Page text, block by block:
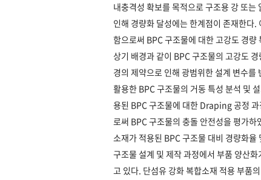
내충격성 확보를 목적으로 구조용 강 또
인해 경량화 달성에는 한계점이 존재한다
함으로써 BPC 구조물에 대한 고강도 경
상기 배경과 같이 BPC 구조물의 고강도
경의 제약으로 인해 광범위한 설계 변수
활용한 BPC 구조물의 거동 특성 분석 및
용된 BPC 구조물에 대한 Draping 공정
로써 BPC 구조물의 충돌 안전성을 평가하
소재가 적용된 BPC 구조물 대비 경량화
구조물 설계 및 제작 과정에서 부품 양산
고 있다. 단섬유 강화 복합소재 적용 부품